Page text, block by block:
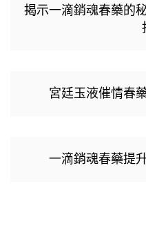
揭示一滴銷魂春藥的
宮廷玉液催情春
一滴銷魂春藥提